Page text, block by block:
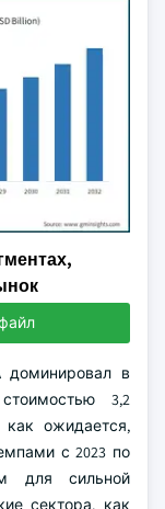
в
3,2
ожидается,
с 2023 по
для сильной
сектора, как